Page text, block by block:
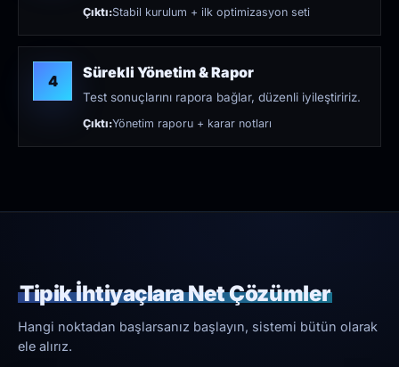
Çıktı:Stabil kurulum + ilk optimizasyon seti
4 Sürekli Yönetim & Rapor
Test sonuçlarını rapora bağlar, düzenli iyileştiririz.
Çıktı:Yönetim raporu + karar notları
Tipik İhtiyaçlara Net Çözümler
Hangi noktadan başlarsanız başlayın, sistemi bütün olarak
ele alırız.